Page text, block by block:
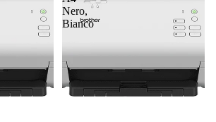
Nero,
Bianco